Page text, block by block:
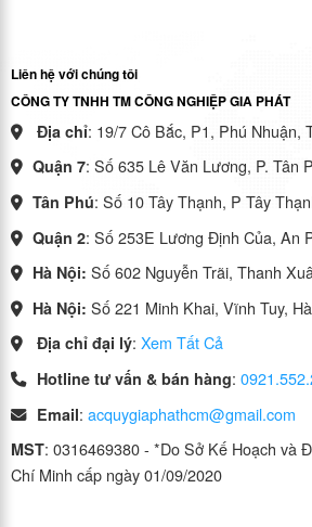
Liên hệ với chúng tôi
CÔNG TY TNHH TM CÔNG NGHIỆP GIA PHÁT
Địa chỉ: 19/7 Cô Bắc, P1, Phú Nhuận,
Quận 7: Số 635 Lê Văn Lương, P. Tân
Tân Phú: Số 10 Tây Thạnh, P Tây
Quận 2: Số 253E Lương Định Của, An
Hà Nội: Số 602 Nguyễn Trãi, Thanh
Hà Nội: Số 221 Minh Khai, Vĩnh Tuy,
Địa chỉ đại lý: Xem Tất Cả
Hotline tư vấn & bán hàng:
Email: acquygiaphathcm@gmail.com
MST: 0316469380 - *Do Sở Kế Hoạch và
Chí Minh cấp ngày 01/09/2020